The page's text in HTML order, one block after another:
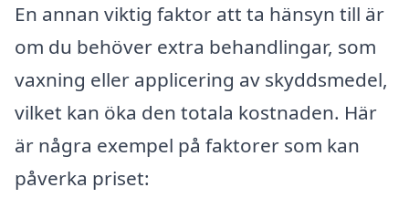
En annan viktig faktor att ta hänsyn till är
om du behöver extra behandlingar, som
vaxning eller applicering av skyddsmedel,
vilket kan öka den totala kostnaden. Här
är några exempel på faktorer som kan
påverka priset: